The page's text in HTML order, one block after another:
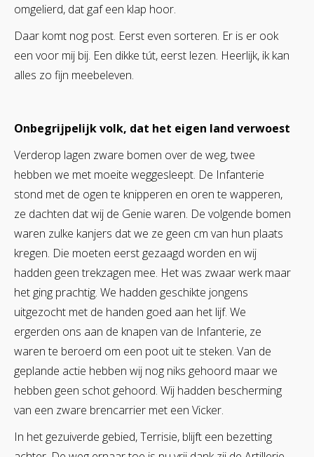
omgelierd, dat gaf een klap hoor.
Daar komt nog post. Eerst even sorteren. Er is er ook
een voor mij bij. Een dikke tút, eerst lezen. Heerlijk, ik kan
alles zo fijn meebeleven.
Onbegrijpelijk volk, dat het eigen land verwoest
Verderop lagen zware bomen over de weg, twee
hebben we met moeite weggesleept. De Infanterie
stond met de ogen te knipperen en oren te wapperen,
ze dachten dat wij de Genie waren. De volgende bomen
waren zulke kanjers dat we ze geen cm van hun plaats
kregen. Die moeten eerst gezaagd worden en wij
hadden geen trekzagen mee. Het was zwaar werk maar
het ging prachtig. We hadden geschikte jongens
uitgezocht met de handen goed aan het lijf. We
ergerden ons aan de knapen van de Infanterie, ze
waren te beroerd om een poot uit te steken. Van de
geplande actie hebben wij nog niks gehoord maar we
hebben geen schot gehoord. Wij hadden bescherming
van een zware brencarrier met een Vicker.
In het gezuiverde gebied, Terrisie, blijft een bezetting